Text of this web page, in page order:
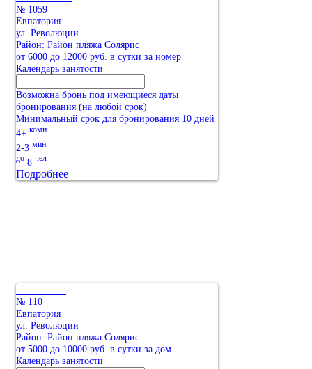
№ 1059
Евпатория
ул. Революции
Район: Район пляжа Солярис
от 6000 до 12000 руб. в сутки за номер
Календарь занятости
Возможна бронь под имеющиеся даты
бронирования (на любой срок)
Минимальный срок для бронирования 10 дней
4+ комн
2-3 мин
до 8 чел
Подробнее
№ 110
Евпатория
ул. Революции
Район: Район пляжа Солярис
от 5000 до 10000 руб. в сутки за дом
Календарь занятости